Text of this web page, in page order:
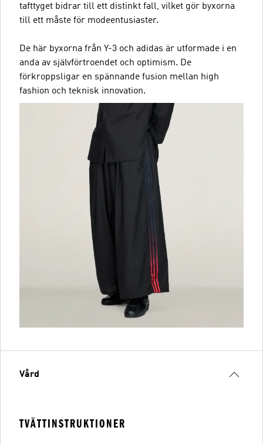
tafttyget bidrar till ett distinkt fall, vilket gör byxorna
till ett måste för modeentusiaster.
De här byxorna från Y-3 och adidas är utformade i en
anda av självförtroendet och optimism. De
förkroppsligar en spännande fusion mellan high
fashion och teknisk innovation.
Vård
TVÄTTINSTRUKTIONER